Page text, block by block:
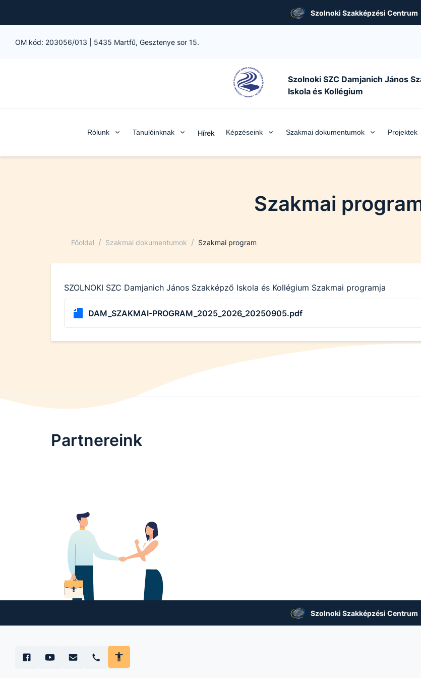
Szolnoki Szakképzési Centrum
OM kód: 203056/013 5435 Martfű, Gesztenye sor 15.
Szolnoki SZC Damjanich János
Iskola és Kollégium
Rólunk Tanulóinknak Hírek Képzéseink Szakmai dokumentumok Projektek
Szakmai
Főoldal / Szakmai dokumentumok / Szakmai program
SZOLNOKI SZC Damjanich János Szakképző Iskola és Kollégium Szakmai programja
DAM_SZAKMAI-PROGRAM_2025_2026_20250905.pdf
Partnereink
Szolnoki Szakképzési Centrum